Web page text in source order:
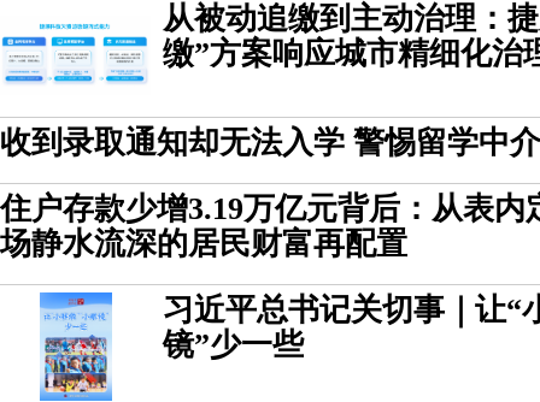
从被动追缴到主动治理：
缴”方案响应城市精细化治
收到录取通知却无法入学 警惕留学中
住户存款少增3.19万亿元背后：从表内
场静水流深的居民财富再配置
习近平总书记关切事｜让“
镜”少一些